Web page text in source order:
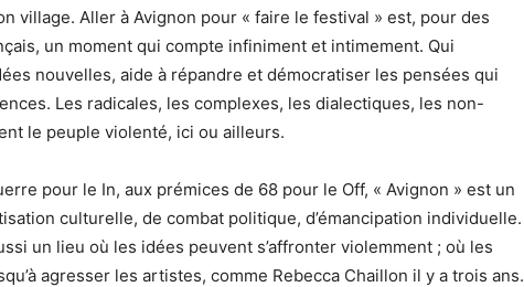
village. Aller à Avignon pour « faire le festival » est, pour des
un moment qui compte infiniment et intimement. Qui
nouvelles, aide à répandre et démocratiser les pensées qui
Les radicales, les complexes, les dialectiques, les non-
le peuple violenté, ici ou ailleurs.
pour le In, aux prémices de 68 pour le Off, « Avignon » est un
culturelle, de combat politique, d’émancipation individuelle.
un lieu où les idées peuvent s’affronter violemment ; où les
agresser les artistes, comme Rebecca Chaillon il y a trois ans.